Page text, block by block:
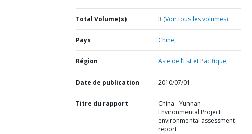
Total Volume(s) 3 (Voir tous les volumes)
Pays Chine,
Région Asie de l’Est et Pacifique,
Date de publication 2010/07/01
Titre du rapport
China - Yunnan
Environmental Project :
environmental assessment
report